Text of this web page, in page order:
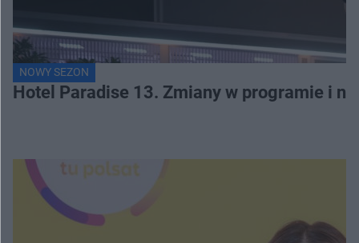
NOWY SEZON
Hotel Paradise 13. Zmiany w programie i